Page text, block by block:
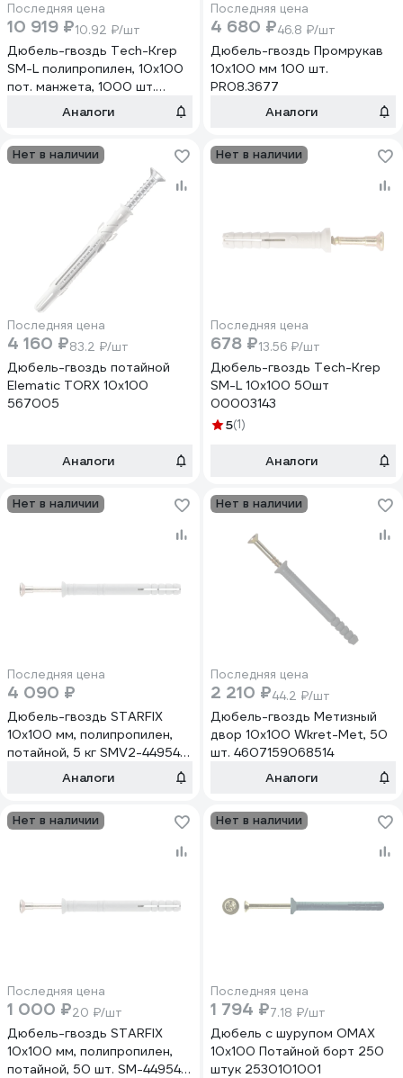
Последняя цена
10 919 ₽10.92 ₽/шт
Дюбель-гвоздь Tech-Krep
SM-L полипропилен, 10x100
пот. манжета, 1000 шт.
Аналоги
Последняя цена
4 680 ₽46.8 ₽/шт
Дюбель-гвоздь Промрукав
10x100 мм 100 шт.
PR08.3677
Аналоги
Нет в наличии
Последняя цена
4 160 ₽83.2 ₽/шт
Дюбель-гвоздь потайной
Elematic TORX 10x100
567005
Аналоги
Нет в наличии
Последняя цена
678 ₽13.56 ₽/шт
Дюбель-гвоздь Tech-Krep
SM-L 10х100 50шт
00003143
5(1)
Аналоги
Нет в наличии
Последняя цена
4 090 ₽
Дюбель-гвоздь STARFIX
10x100 мм, полипропилен,
потайной, 5 кг SMV2-44954-
Аналоги
Нет в наличии
Последняя цена
2 210 ₽44.2 ₽/шт
Дюбель-гвоздь Метизный
двор 10х100 Wkret-Met, 50
шт. 4607159068514
Аналоги
Нет в наличии
Последняя цена
1 000 ₽20 ₽/шт
Дюбель-гвоздь STARFIX
10x100 мм, полипропилен,
потайной, 50 шт. SM-44954-
Нет в наличии
Последняя цена
1 794 ₽7.18 ₽/шт
Дюбель с шурупом OMAX
10х100 Потайной борт 250
штук 2530101001